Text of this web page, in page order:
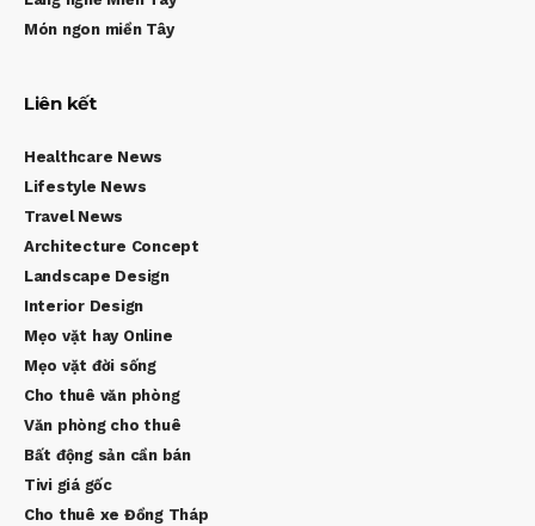
Món ngon miền Tây
Liên kết
Healthcare News
Lifestyle News
Travel News
Architecture Concept
Landscape Design
Interior Design
Mẹo vặt hay Online
Mẹo vặt đời sống
Cho thuê văn phòng
Văn phòng cho thuê
Bất động sản cần bán
Tivi giá gốc
Cho thuê xe Đồng Tháp